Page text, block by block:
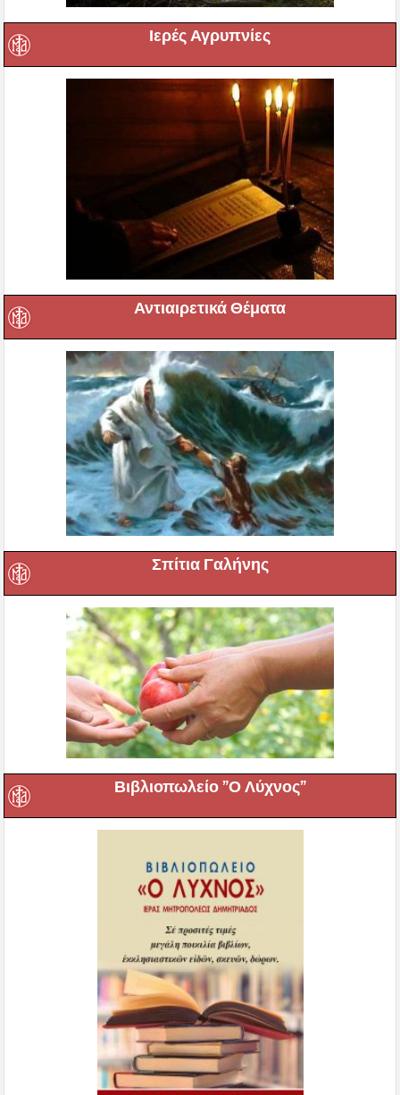
Ιερές Αγρυπνίες
Αντιαιρετικά Θέματα
Σπίτια Γαλήνης
Βιβλιοπωλείο ”Ο Λύχνος”